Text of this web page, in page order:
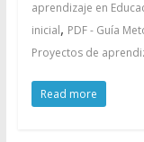
aprendizaje en
inicial, PDF - Guía
Proyectos de
Read more